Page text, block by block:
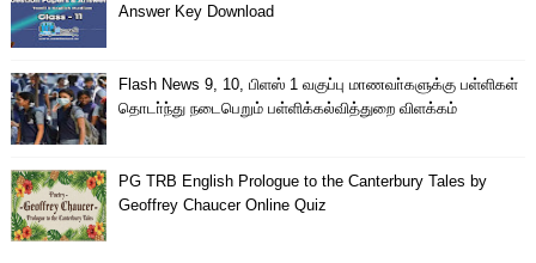
Answer Key Download
Flash News 9, 10, பிளஸ் 1 வகுப்பு மாணவா்களுக்கு பள்ளிகள்
தொடா்ந்து நடைபெறும் பள்ளிக்கல்வித்துறை விளக்கம்
PG TRB English Prologue to the Canterbury Tales by
Geoffrey Chaucer Online Quiz